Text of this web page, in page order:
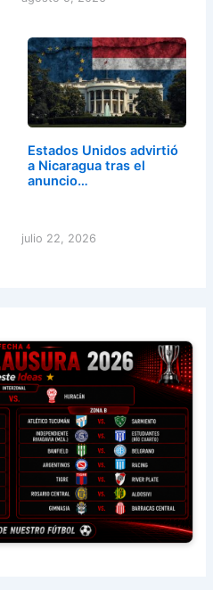
Estados Unidos advirtió
a Nicaragua tras el
anuncio…
julio 22, 2026